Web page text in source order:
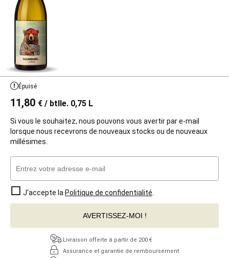
Épuisé
11,80 € / btlle. 0,75 L
Si vous le souhaitez, nous pouvons vous avertir par e-mail
lorsque nous recevrons de nouveaux stocks ou de nouveaux
millésimes.
J'accepte la Politique de confidentialité
AVERTISSEZ-MOI !
Livraison offerte à partir de 200 €
Assurance et garantie de remboursement